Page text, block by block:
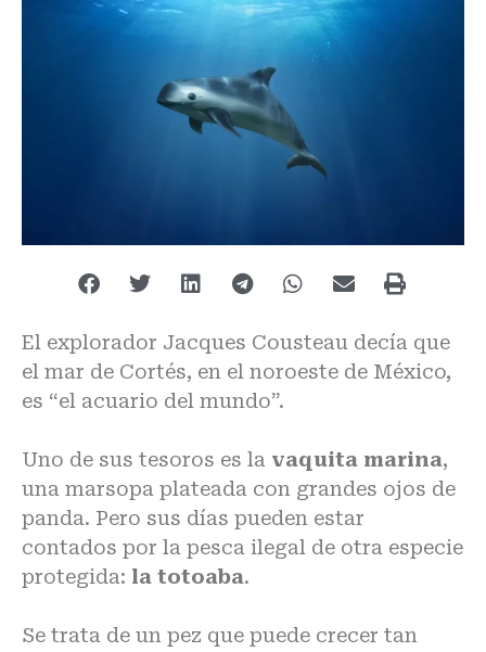
El explorador Jacques Cousteau decía que
el mar de Cortés, en el noroeste de México,
es “el acuario del mundo”.
Uno de sus tesoros es la vaquita marina,
una marsopa plateada con grandes ojos de
panda. Pero sus días pueden estar
contados por la pesca ilegal de otra especie
protegida: la totoaba.
Se trata de un pez que puede crecer tan